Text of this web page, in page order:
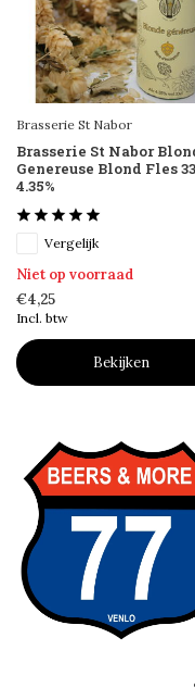
Brasserie St Nabor
Brasserie St Nabor
Genereuse Blond Fles
4.35%
Vergelijk
Niet op voorraad
€4,25
Incl. btw
Bekijken